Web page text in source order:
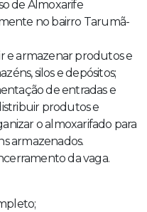
de Almoxarife
no bairro Tarumã-
e armazenar produtos e
silos e depósitos;
de entradas e
produtos e
o almoxarifado para
armazenados.
da vaga.